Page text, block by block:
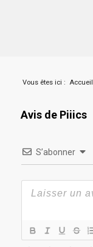
Vous êtes ici : Accueil
Avis de Piiics
S’abonner